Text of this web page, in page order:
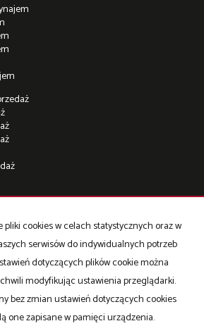
O firmie Współpraca Oferta
pliki cookies w celach statystycznych oraz w
serwisów do indywidualnych potrzeb
dotyczących plików cookie można
modyfikując ustawienia przeglądarki.
bez zmian ustawień dotyczących cookies
one zapisane w pamięci urządzenia.